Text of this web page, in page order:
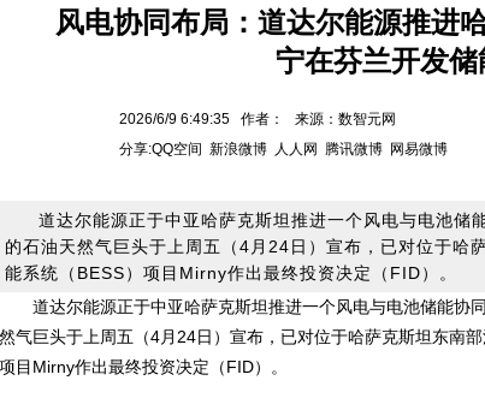
风电协同布局：道达尔能源推进
宁在芬兰开发储
2026/6/9 6:49:35 作者： 来源：数智元网
分享:QQ空间 新浪微博 人人网 腾讯微博 网易微博
道达尔能源正于中亚哈萨克斯坦推进一个风电与电池储
的石油天然气巨头于上周五（4月24日）宣布，已对位于哈
能系统（BESS）项目Mirny作出最终投资决定（FID）。
道达尔能源正于中亚哈萨克斯坦推进一个风电与电池储能协
然气巨头于上周五（4月24日）宣布，已对位于哈萨克斯坦东南
项目Mirny作出最终投资决定（FID）。